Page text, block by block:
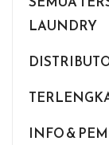
LAUNDRY
INFO &